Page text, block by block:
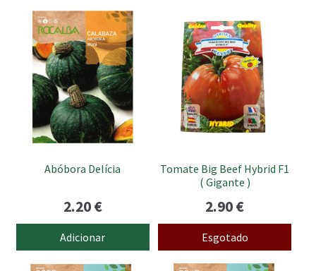
Abóbora Delícia
2.20€
Adicionar
Tomate Big Beef Hybrid F1
( Gigante )
2.90€
Esgotado